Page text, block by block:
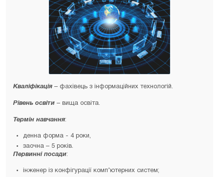
Кваліфікація – фахівець з інформаційних технологій.
Рівень освіти – вища освіта.
Термін навчання:
денна форма - 4 роки,
заочна – 5 років.
Первинні посади:
інженер із конфігурації комп’ютерних систем;